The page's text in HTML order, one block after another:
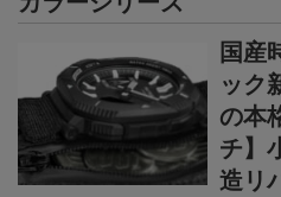
国産
ック
の本
チ】
造リ